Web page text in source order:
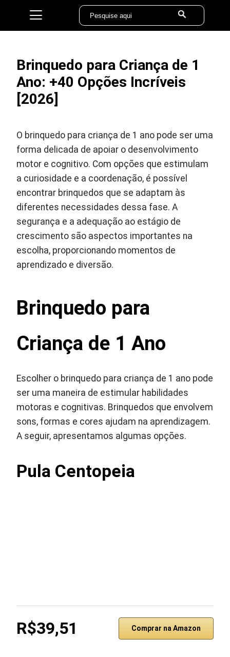
Brinquedo para Criança de 1
Ano: +40 Opções Incríveis
[2026]
O brinquedo para criança de 1 ano pode ser uma
forma delicada de apoiar o desenvolvimento
motor e cognitivo. Com opções que estimulam
a curiosidade e a coordenação, é possível
encontrar brinquedos que se adaptam às
diferentes necessidades dessa fase. A
segurança e a adequação ao estágio de
crescimento são aspectos importantes na
escolha, proporcionando momentos de
aprendizado e diversão.
Brinquedo para
Criança de 1 Ano
Escolher o brinquedo para criança de 1 ano pode
ser uma maneira de estimular habilidades
motoras e cognitivas. Brinquedos que envolvem
sons, formas e cores ajudam na aprendizagem.
A seguir, apresentamos algumas opções.
Pula Centopeia
R$39,51 Comprar na Amazon